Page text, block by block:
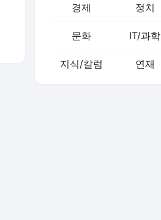
경제 정치
문화 IT/과학
지식/칼럼 연재